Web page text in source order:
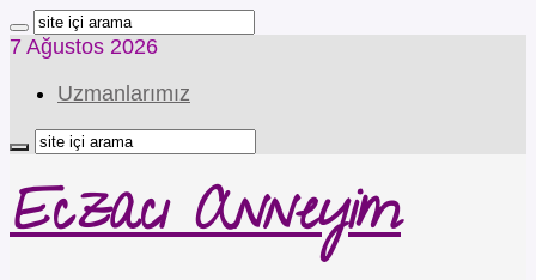
7 Ağustos 2026
Uzmanlarımız
Eczacı Anneyim